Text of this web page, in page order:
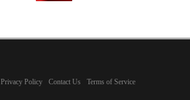
Privacy Policy Contact Us Terms of Service